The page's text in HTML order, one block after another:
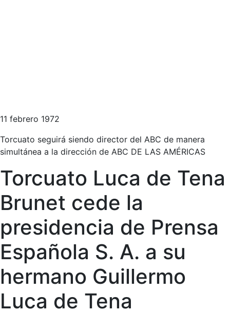
11 febrero 1972
Torcuato seguirá siendo director del ABC de manera
simultánea a la dirección de ABC DE LAS AMÉRICAS
Torcuato Luca de Tena
Brunet cede la
presidencia de Prensa
Española S. A. a su
hermano Guillermo
Luca de Tena